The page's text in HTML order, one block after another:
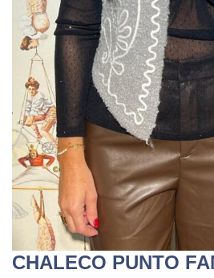
CHALECO PUNTO